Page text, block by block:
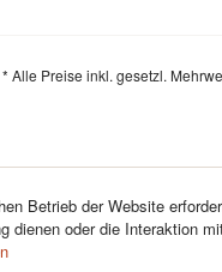
* Alle Preise inkl. gesetzl.
Betrieb der Website
dienen oder die Interaktion